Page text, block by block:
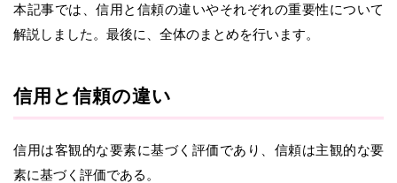
本記事では、信用と信頼の違いやそれぞれの重要性について
解説しました。最後に、全体のまとめを行います。
信用と信頼の違い
信用は客観的な要素に基づく評価であり、信頼は主観的な要
素に基づく評価である。